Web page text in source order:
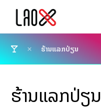
ຮ້ານແລກປ່ຽນ
ຮ້ານແລກປ່ຽນ